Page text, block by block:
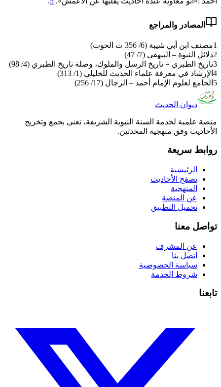
المصادر والمراجع
1مصنف ابن أبي شيبة (6/ 356 ت الحوت)
2دلائل النبوة – البيهقي (7/ 47)
3تاريخ الطبري = تاريخ الرسل والملوك، وصلة تاريخ الطبري (4/ 98)
4 الإرشاد في معرفة علماء الحديث للخليلي (1/ 313)
5 الجامع لعلوم الإمام أحمد – الرجال (17/ 256)
ديوان الحديث
منصة علمية لخدمة السنة النبوية الشريفة، تعنى بجمع وتخريج
الأحاديث وفق منهجية المحدثين.
روابط سريعة
الرئيسية
تصفح الأحاديث
المنهجية
عن المنصة
تحميل التطبيق
تواصل معنا
عن المشرف
اتصل بنا
سياسة الخصوصية
شروط الخدمة
تابعنا